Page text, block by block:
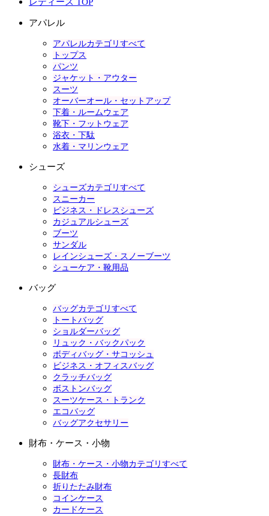
レディース TOP
アパレル
アパレルカテゴリすべて
トップス
パンツ
ジャケット・アウター
スーツ
オーバーオール・セットアップ
下着・ルームウェア
靴下・フットウェア
浴衣・下駄
水着・マリンウェア
シューズ
シューズカテゴリすべて
スニーカー
ビジネス・ドレスシューズ
カジュアルシューズ
ブーツ
サンダル
レインシューズ・スノーブーツ
シューケア・靴用品
バッグ
バッグカテゴリすべて
トートバッグ
ショルダーバッグ
リュック・バックパック
ボディバッグ・サコッシュ
ビジネス・オフィスバッグ
クラッチバッグ
ボストンバッグ
スーツケース・トランク
エコバッグ
バッグアクセサリー
財布・ケース・小物
財布・ケース・小物カテゴリすべて
長財布
折りたたみ財布
コインケース
カードケース